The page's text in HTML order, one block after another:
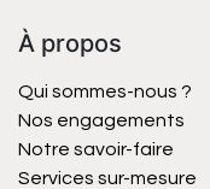
À propos
Qui sommes-nous ?
Nos engagements
Notre savoir-faire
Services sur-mesure